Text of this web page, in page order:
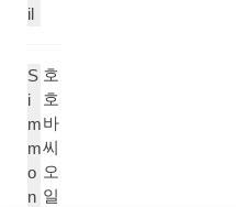
il
S
i
m
m
o
n
호
호
바
씨
오
일